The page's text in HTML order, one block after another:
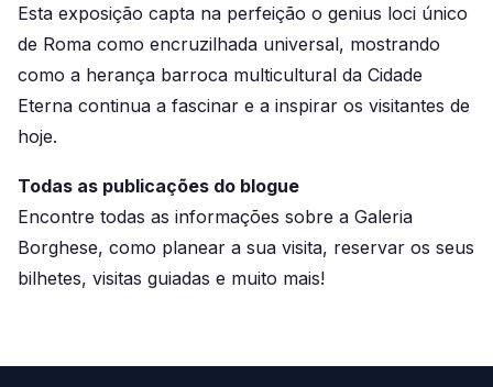
Esta exposição capta na perfeição o genius loci único
de Roma como encruzilhada universal, mostrando
como a herança barroca multicultural da Cidade
Eterna continua a fascinar e a inspirar os visitantes de
hoje.
Todas as publicações do blogue
Encontre todas as informações sobre a Galeria
Borghese, como planear a sua visita, reservar os seus
bilhetes, visitas guiadas e muito mais!